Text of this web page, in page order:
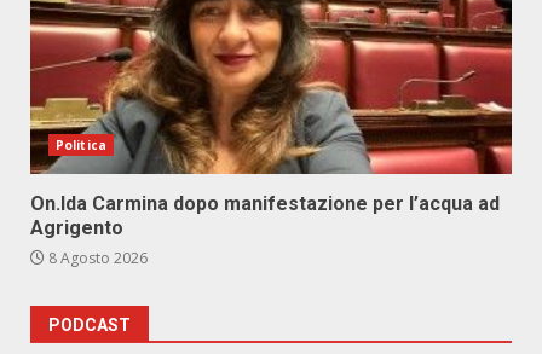
Politica
On.Ida Carmina dopo manifestazione per l’acqua ad
Agrigento
8 Agosto 2026
PODCAST